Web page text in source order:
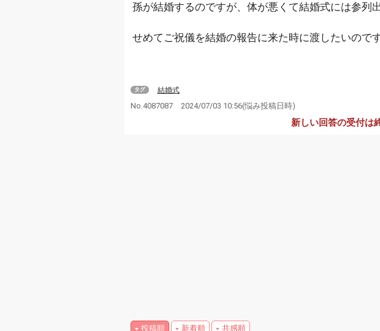
孫が結婚するのですが、体が悪くて結婚式には参列
せめてご祝儀を結婚の報告に来た時に渡したいので
タグ 結婚式
No.4087087 2024/07/03 10:56(悩み投稿日時)
新しい回答の受付は
投稿順 新着順 共感順